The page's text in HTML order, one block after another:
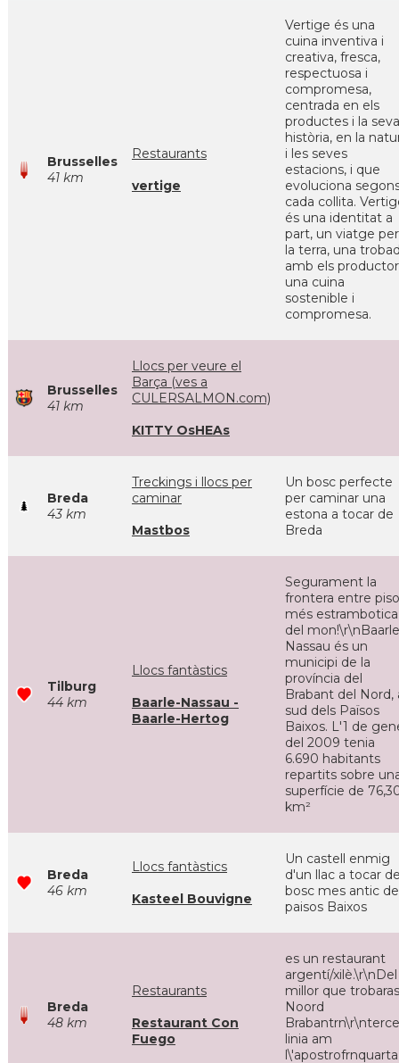
Brusselles
41 km
Restaurants
vertige
Vertige és una
cuina inventiva i
creativa, fresca,
respectuosa i
compromesa,
centrada en els
productes i la seva
història, en la
i les seves
estacions, i que
evoluciona
cada collita.
és una identitat a
part, un viatge per
la terra, una
amb els
una cuina
sostenible i
compromesa.
Brusselles
41 km
Llocs per veure el
Barça (ves a
CULERSALMON.com)
KITTY OsHEAs
Breda
43 km
Treckings i llocs per
caminar
Mastbos
Un bosc perfecte
per caminar una
estona a tocar de
Breda
Tilburg
44 km
Llocs fantàstics
Baarle-Nassau -
Baarle-Hertog
Segurament la
frontera entre
més estrambotica
del
Nassau és un
municipi de la
província del
Brabant del Nord,
sud dels Països
Baixos. L'1 de
del 2009 tenia
6.690 habitants
repartits sobre
superfície de
km²
Breda
46 km
Llocs fantàstics
Kasteel Bouvigne
Un castell enmig
d'un llac a tocar
bosc mes antic
paisos Baixos
Breda
48 km
Restaurants
Restaurant Con
Fuego
es un restaurant
argentí/xilè.\r\nDel
millor que
Noord
linia am
l\'apostrofrnquarta